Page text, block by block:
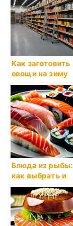
Как заготовить
овощи на зиму
Блюда из рыбы:
как выбрать и
приготовить